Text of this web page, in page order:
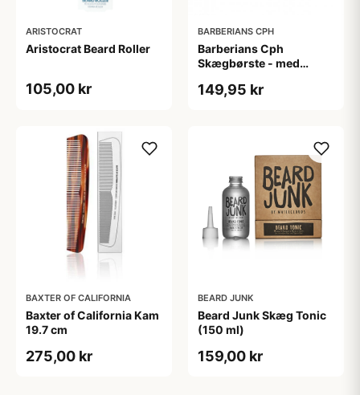
ARISTOCRAT
Aristocrat Beard Roller
105,00 kr
BARBERIANS CPH
Barberians Cph
Skægbørste - med
149,95 kr
BAXTER OF CALIFORNIA
Baxter of California Kam
19.7 cm
275,00 kr
BEARD JUNK
Beard Junk Skæg Tonic
(150 ml)
159,00 kr